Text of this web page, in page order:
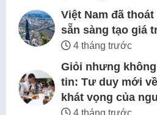
Việt Nam đã
sẵn sàng tạo giá
4 tháng trước
Giỏi nhưng
tin: Tư duy mới
khát vọng của